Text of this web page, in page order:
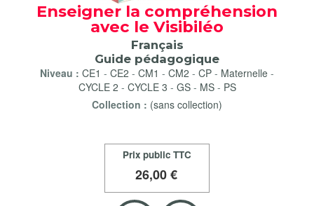
Enseigner la compréhension
avec le Visibiléo
Français
Guide pédagogique
Niveau : CE1 - CE2 - CM1 - CM2 - CP - Maternelle -
CYCLE 2 - CYCLE 3 - GS- MS- PS
Collection : (sans collection)
Prix public TTC
26,00 €